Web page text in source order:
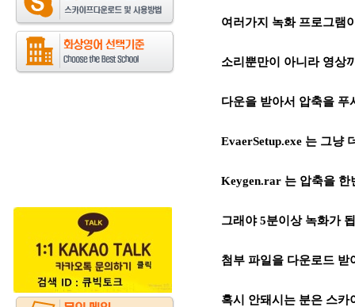
여러가지 녹화 프로그램
소리뿐만이 아니라 영상
다운을 받아서 압축을 푸
EvaerSetup.exe 는 그냥
Keygen.rar 는 압축을 한
그래야 5분이상 녹화가
첨부 파일을 다운로드 받
혹시 안돼시는 분은 스카